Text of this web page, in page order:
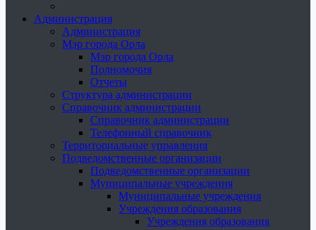
Администрация
Администрация
Мэр города Орла
Мэр города Орла
Полномочия
Отчеты
Структура администрации
Справочник администрации
Справочник администрации
Телефонный справочник
Территориальные управления
Подведомственные организации
Подведомственные организации
Муниципальные учреждения
Муниципальные учреждения
Учреждения образования
Учреждения образования